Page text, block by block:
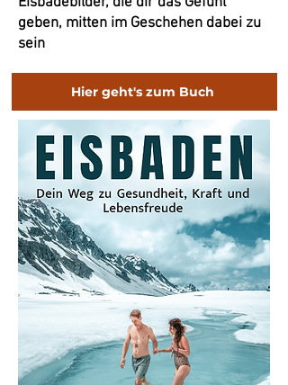
geben, mitten im Geschehen dabei zu
sein
Hier geht's zum Buch